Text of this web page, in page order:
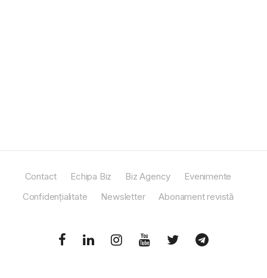
Contact Echipa Biz Biz Agency
Evenimente
Confidențialitate
Newsletter Abonament revistă